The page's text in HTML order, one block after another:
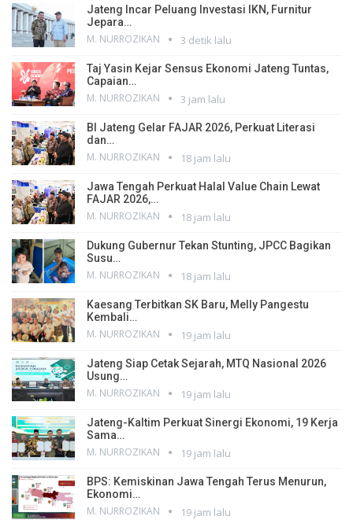
Jateng Incar Peluang Investasi IKN, Furnitur
Jepara…
M. NURROZIKAN 3 detik lalu
Taj Yasin Kejar Sensus Ekonomi Jateng Tuntas,
Capaian…
M. NURROZIKAN 3 jam lalu
BI Jateng Gelar FAJAR 2026, Perkuat Literasi
dan…
M. NURROZIKAN 18 jam lalu
Jawa Tengah Perkuat Halal Value Chain Lewat
FAJAR 2026,…
M. NURROZIKAN 18 jam lalu
Dukung Gubernur Tekan Stunting, JPCC Bagikan
Susu…
M. NURROZIKAN 18 jam lalu
Kaesang Terbitkan SK Baru, Melly Pangestu
Kembali…
M. NURROZIKAN 19 jam lalu
Jateng Siap Cetak Sejarah, MTQ Nasional 2026
Usung…
M. NURROZIKAN 19 jam lalu
Jateng-Kaltim Perkuat Sinergi Ekonomi, 19 Kerja
Sama…
M. NURROZIKAN 19 jam lalu
BPS: Kemiskinan Jawa Tengah Terus Menurun,
Ekonomi…
M. NURROZIKAN 19 jam lalu